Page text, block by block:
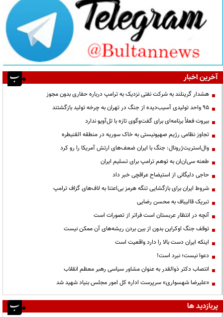
آخرین اخبار
هشدار گرینلند به شرکت نفتی نزدیک به ترامپ درباره حفاری بدون مجوز
95 واحد تولیدی آسیب‌دیده از جنگ در تهران به چرخه تولید بازگشتند
بیروت فعلاً برنامه‌ای برای گفت‌وگوی تازه با تل‌آویو ندارد
تجاوز نظامی رژیم صهیونیستی به خاک سوریه در منطقه القنیطره
وال‌استریت‌ژرونال: جنگ با ایران ضعف‌های ارتش آمریکا را رو کرد
طعنه سی‌ان‌ان به توهم ترامپ برای تسلیم ایران
حاجی دلیگانی از استیضاح عراقچی خبر داد
شروط ایران برای بازگشایی تنگه هرمز بی‌اعتنا به لاف‌های گزاف ترامپ
تبریک قالیباف به محسن رضایی
آنچه در انتظار عربستان است فراتر از تصورات است
توقف جنگ اوکراین بدون از بین بردن ریشه‌های آن ممکن نیست
اینکه ایران دست بالا را دارد واقعیت است
دعوا نیست؛ نبرد است!
انتصاب دکتر ذوالقدر به عنوان مشاور سیاسی رهبر معظم انقلاب
«علیرضا شهسواری» سرپرست اداره کل امور مجلس بنیاد شهید شد
پربازدید ها